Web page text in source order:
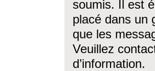
soumis. Il est
placé dans un
que les
Veuillez
d’information.